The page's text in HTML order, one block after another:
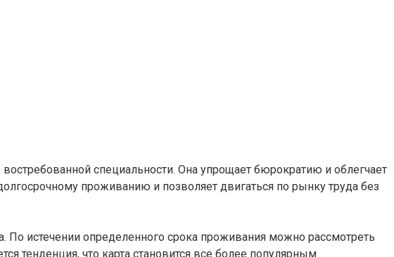
специальности. Она упрощает бюрократию и облегчает
проживанию и позволяет двигаться по рынку труда без
истечении определенного срока проживания можно рассмотреть
тенденция, что карта становится все более популярным